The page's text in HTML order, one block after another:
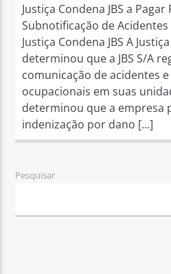
Justiça Condena JBS a
Subnotificação de
Justiça Condena JBS A
determinou que a JBS S/A
comunicação de acidentes
ocupacionais em suas
determinou que a empresa
indenização por dano […]
Pesquisar